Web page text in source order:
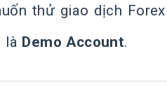
thử giao dịch
là Demo Account.